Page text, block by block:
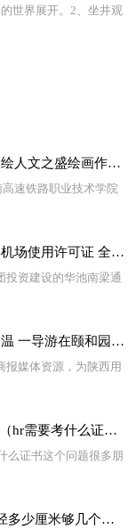
世界展开。2、坐井观
高铁职院开阅乡村之美绘人文之盛绘画作品展 精选
速铁路职业技术学院
华池南梁通用机场取得机场使用许可证 全球热文
投资建设的华池南梁通
快讯：近期北京持续高温 一导游在颐和园带团时中暑离世
报媒体资源，为陕西用
焦点！hr需要考的证书（hr需要考什么证书）
么证书这个问题很多朋
当前热文：6寸蛋糕直径多少厘米够几个人吃（6寸的蛋糕直径多少厘米）